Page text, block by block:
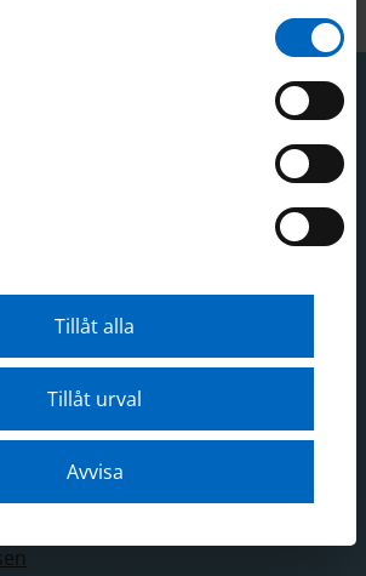
har använt deras tjänster. För mer
Tillåt alla
Tillåt urval
Avvisa
24